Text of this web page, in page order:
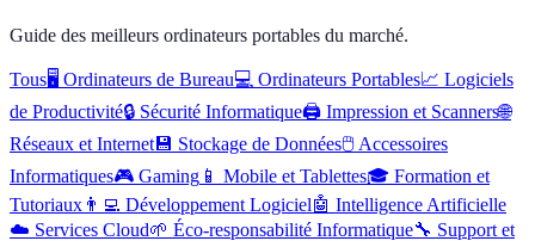
Guide des meilleurs ordinateurs portables du marché.
Tous🖥️ Ordinateurs de Bureau💻 Ordinateurs Portables📈 Logiciels
de Productivité🔒 Sécurité Informatique🖨️ Impression et Scanners🌐
Réseaux et Internet 💾 Stockage de Données🖱️ Accessoires
Informatiques🎮 Gaming 📱 Mobile et Tablettes🎓 Formation et
Tutoriaux 👨‍💻 Développement Logiciel🤖 Intelligence Artificielle
☁️ Services Cloud🌱 Éco-responsabilité Informatique🔧 Support et